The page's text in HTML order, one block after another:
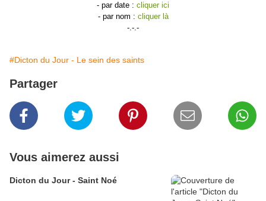
- par date : cliquer ici
- par nom : cliquer là
-.-.-
#Dicton du Jour - Le sein des saints
Partager
Vous aimerez aussi
Dicton du Jour - Saint Noé